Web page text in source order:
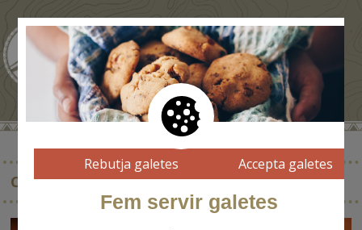
COSTELLES DE XAI AMB SALSA JURVERT
Rebutja galetes Accepta galetes
Fem servir galetes